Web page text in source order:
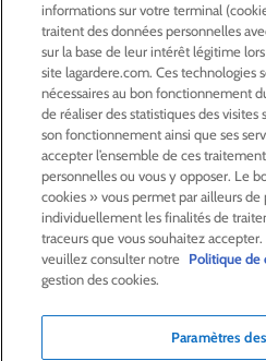
ACTIONNAIRES &
LA RSECHEZ LAGARDÈRE
LA FONDATIONJEAN‑LUC
CENTRE PRESSE
NOUS REJOINDRE
informations sur votre terminal
traitent des données personnelles
sur la base de leur intérêt légitime
site lagardere.com. Ces technologies
nécessaires au bon fonctionnement
de réaliser des statistiques des
son fonctionnement ainsi que ses
accepter l’ensemble de ces
personnelles ou vous y opposer. Le
cookies » vous permet par ailleurs de
individuellement les finalités de
traceurs que vous souhaitez
veuillez consulter notre Politique de
gestion des cookies.
Paramètres